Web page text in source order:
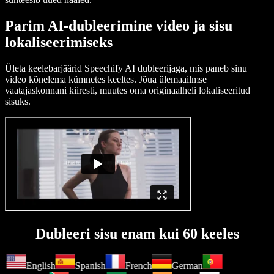
Parim AI-dubleerimine video ja sisu
lokaliseerimiseks
Ületa keelebarjäärid Speechify AI dubleerijaga, mis paneb sinu
video kõnelema kümnetes keeltes. Jõua ülemaailmse
vaatajaskonnani kiiresti, muutes oma originaalheli lokaliseeritud
sisuks.
Dubleeri sisu enam kui 60 keeles
English Spanish French
German